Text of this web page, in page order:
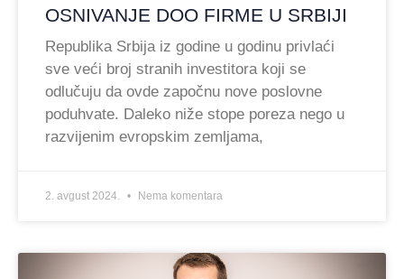
OSNIVANJE DOO FIRME U SRBIJI
Republika Srbija iz godine u godinu privlaći
sve veći broj stranih investitora koji se
odlučuju da ovde započnu nove poslovne
poduhvate. Daleko niže stope poreza nego u
razvijenim evropskim zemljama,
2. avgust 2024. Nema komentara